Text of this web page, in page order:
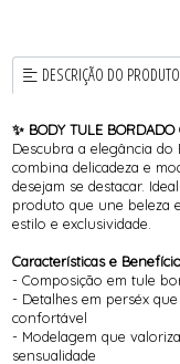
DESCRIÇÃO DO PRODUTO
✨ BODY TULE
Descubra a elegância do
combina delicadeza e
desejam se destacar.
produto que une beleza
estilo e exclusividade.
Características e
- Composição em tule
- Detalhes em perséx
confortável
- Modelagem que
sensualidade